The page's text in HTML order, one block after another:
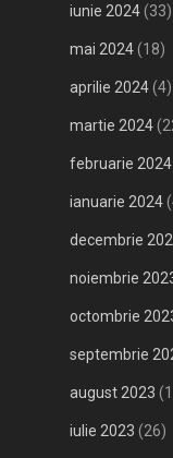
iunie 2024(33)
mai 2024(18)
aprilie 2024(4)
martie 2024
februarie 2024
ianuarie 2024
decembrie
noiembrie
octombrie
septembrie
august 2023
iulie 2023 (26)